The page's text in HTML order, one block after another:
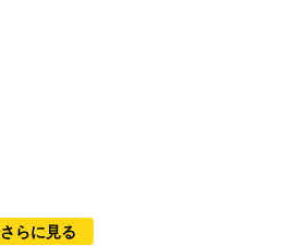
さらに見る